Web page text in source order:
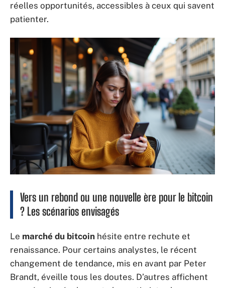
réelles opportunités, accessibles à ceux qui savent
patienter.
Vers un rebond ou une nouvelle ère pour le bitcoin
? Les scénarios envisagés
Le marché du bitcoin hésite entre rechute et
renaissance. Pour certains analystes, le récent
changement de tendance, mis en avant par Peter
Brandt, éveille tous les doutes. D’autres affichent